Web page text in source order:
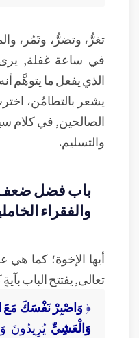
تغرُّ، وتضرُّ، وتَمُر،
في ساعة غفلة, يرى
الذي يفعل ما يتوهَّم
يشعر بالتطامُن،
الصالحين, في كلام
والتسليم.
باب فضل
والفقراء
أيها الإخوة؛ كما هي
تعالى, يفتتح الباب
﴿وَاصْبِرْ نَفْسَكَ مَعَ
وَالْعَشِيِّ يُرِيدُونَ